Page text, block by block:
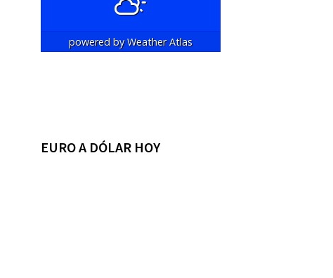
powered byWeather Atlas
EURO A DÓLAR HOY